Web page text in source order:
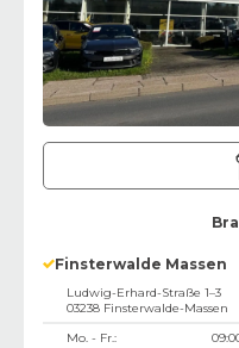
Finsterwalde Massen
Ludwig-Erhard-Straße 1–3
03238 Finsterwalde-Massen
Mo. - Fr.: